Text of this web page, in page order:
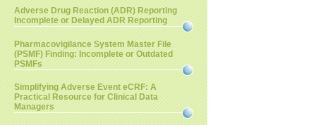
Adverse Drug Reaction (ADR) Reporting
Incomplete or Delayed ADR Reporting
Pharmacovigilance System Master File
(PSMF) Finding: Incomplete or Outdated
PSMFs
Simplifying Adverse Event eCRF: A
Practical Resource for Clinical Data
Managers